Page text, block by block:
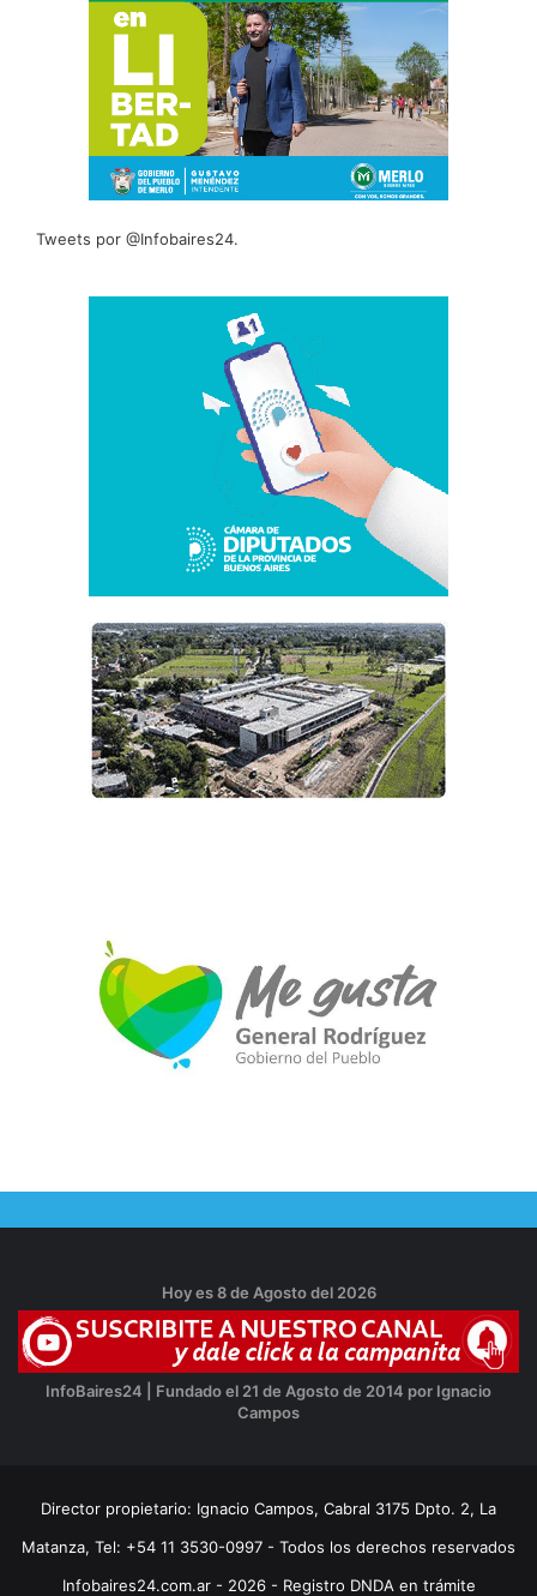
Tweets por @Infobaires24.
Hoy es 8 de Agosto del 2026
InfoBaires24 | Fundado el 21 de Agosto de 2014 por Ignacio
Campos
Director propietario: Ignacio Campos, Cabral 3175 Dpto. 2, La
Matanza, Tel: +54 11 3530-0997 - Todos los derechos reservados
Infobaires24.com.ar - 2026 - Registro DNDA en trámite